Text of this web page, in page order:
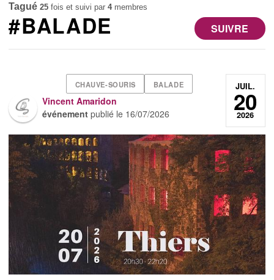
Tagué 25 fois et suivi par4membres
SUIVRE
#BALADE
CHAUVE-SOURIS BALADE
Vincent Amaridon
événement publié le 16/07/2026
JUIL.
20
2026